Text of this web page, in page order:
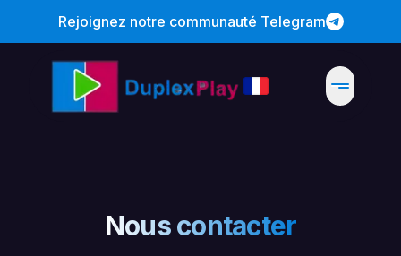
Rejoignez notre communauté Telegram
Nous contacter